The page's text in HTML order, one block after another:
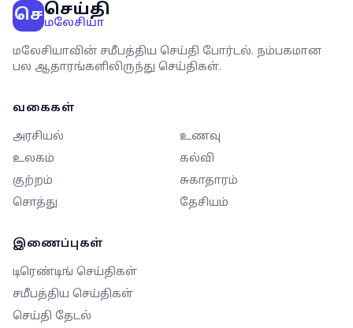
செசெய்தி
மலேசியா
மலேசியாவின் சமீபத்திய செய்தி போர்டல். நம்பகமான
பல ஆதாரங்களிலிருந்து செய்திகள்.
வகைகள்
அரசியல்
உணவு
உலகம்
கல்வி
குற்றம்
சுகாதாரம்
சொத்து
தேசியம்
இணைப்புகள்
டிரெண்டிங் செய்திகள்
சமீபத்திய செய்திகள்
செய்தி தேடல்